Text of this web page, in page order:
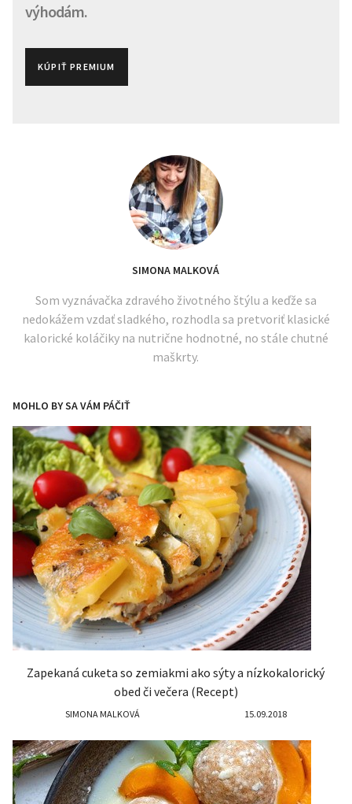
výhodám.
KÚPIŤ PREMIUM
SIMONA MALKOVÁ
Som vyznávačka zdravého životného štýlu a keďže sa
nedokážem vzdať sladkého, rozhodla sa pretvoriť klasické
kalorické koláčiky na nutrične hodnotné, no stále chutné
maškrty.
MOHLO BY SA VÁM PÁČIŤ
Zapekaná cuketa so zemiakmi ako sýty a nízkokalorický
obed či večera (Recept)
SIMONA MALKOVÁ 15.09.2018